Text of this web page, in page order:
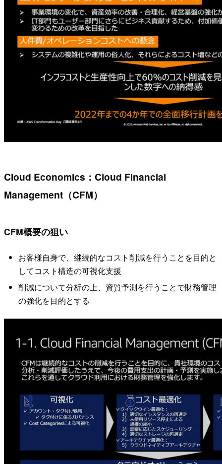
Cloud Economics：Cloud Financial
Management（CFM）
CFM概要の狙い
お客様自身で、継続的なコスト削減を行うことを目的と
してコスト構造の可視化支援
削減について分析の上、資質予測を行うことで財務管理
の強化を目的とする